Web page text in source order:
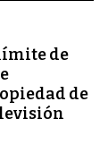
de
de